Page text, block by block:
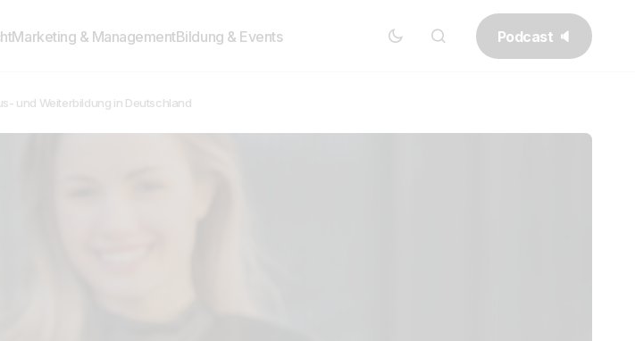
Marketing & ManagementBildung & Events Podcast 🔈
und Weiterbildung in Deutschland